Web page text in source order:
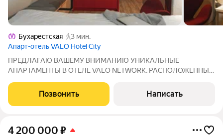
Бухарестская
3 мин.
Апарт-отель VALO Hotel City
ПРЕДЛАГАЮ ВАШЕМУ ВНИМАНИЮ УНИКАЛЬНЫЕ
АПАРТАМЕНТЫ В ОТЕЛЕ VALO NETWORK, РАСПОЛОЖЕННЫЕ
ОПИСАНИЕ ОБЪЕКТА: СТУДИЯ площадью 16,6 м в Апарт -
отеле с концепцией 5 звезд; Расположена в 5 КОРПУСЕ с
Позвонить Написать
4 200 000 ₽